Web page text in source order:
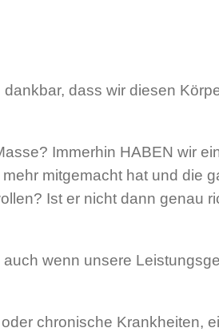
dass wir diesen
Immerhin HABEN wir
mitgemacht hat und die
Ist er nicht dann genau
wenn unsere
chronische Krankheiten,